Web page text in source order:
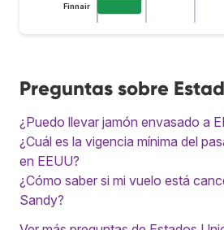
Finnair
Preguntas sobre
¿Puedo llevar jamón envasado a
¿Cuál es la vigencia mínima del
en EEUU?
¿Cómo saber si mi vuelo está
Sandy?